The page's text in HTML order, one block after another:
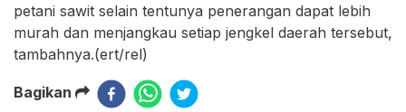
petani sawit selain tentunya penerangan dapat lebih
murah dan menjangkau setiap jengkel daerah tersebut,
tambahnya.(ert/rel)
Bagikan